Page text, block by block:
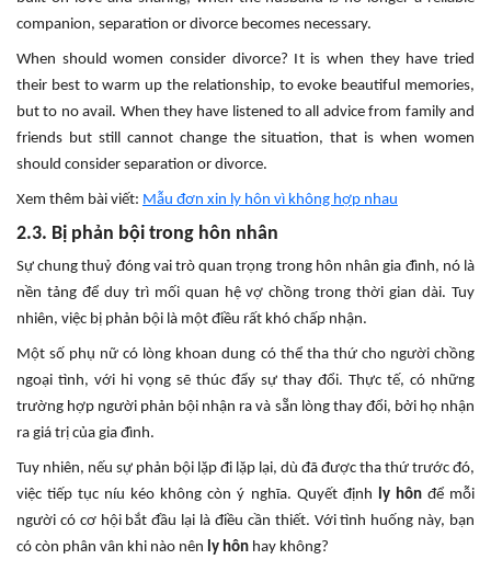
companion, separation or divorce becomes necessary.
When should women consider divorce? It is when they have tried
their best to warm up the relationship, to evoke beautiful memories,
but to no avail. When they have listened to all advice from family and
friends but still cannot change the situation, that is when women
should consider separation or divorce.
Xem thêm bài viết: Mẫu đơn xin ly hôn vì không hợp nhau
2.3. Bị phản bội trong hôn nhân
Sự chung thuỷ đóng vai trò quan trọng trong hôn nhân gia đình, nó là
nền tảng để duy trì mối quan hệ vợ chồng trong thời gian dài. Tuy
nhiên, việc bị phản bội là một điều rất khó chấp nhận.
Một số phụ nữ có lòng khoan dung có thể tha thứ cho người chồng
ngoại tình, với hi vọng sẽ thúc đẩy sự thay đổi. Thực tế, có những
trường hợp người phản bội nhận ra và sẵn lòng thay đổi, bởi họ nhận
ra giá trị của gia đình.
Tuy nhiên, nếu sự phản bội lặp đi lặp lại, dù đã được tha thứ trước đó,
việc tiếp tục níu kéo không còn ý nghĩa. Quyết định ly hônđể mỗi
người có cơ hội bắt đầu lại là điều cần thiết. Với tình huống này, bạn
có còn phân vân khi nào nên ly hôn hay không?